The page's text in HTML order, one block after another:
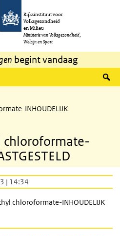
Rijksinstituut voor
Volksgezondheid
en Milieu
Ministerie van Volksgezondheid,
Welzijn en Sport
begint vandaag
INHOUDELIJK
| 14:34
chloroformate-INHOUDELIJK